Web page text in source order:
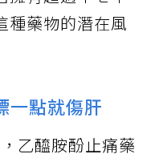
種藥物的潛在風
一點就傷肝
乙醯胺酚止痛藥